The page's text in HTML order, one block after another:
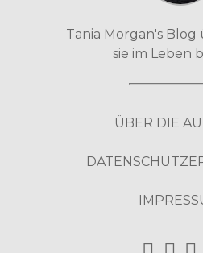
Tania Morgan's Blog
sie im Leben
ÜBER DIE